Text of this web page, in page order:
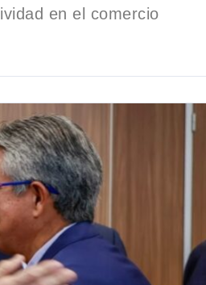
en el comercio